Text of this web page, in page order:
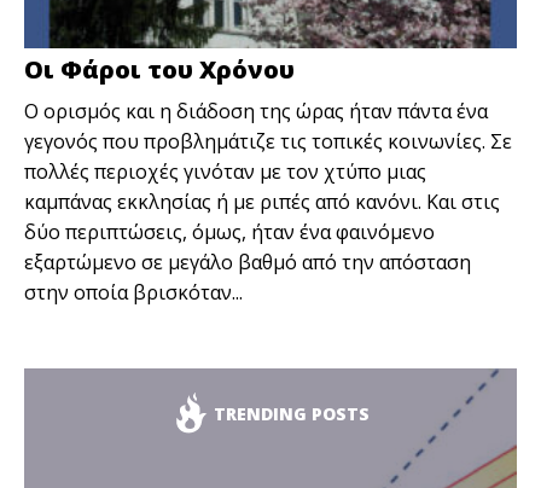
Οι Φάροι του Χρόνου
Ο ορισμός και η διάδοση της ώρας ήταν πάντα ένα
γεγονός που προβλημάτιζε τις τοπικές κοινωνίες. Σε
πολλές περιοχές γινόταν με τον χτύπο μιας
καμπάνας εκκλησίας ή με ριπές από κανόνι. Και στις
δύο περιπτώσεις, όμως, ήταν ένα φαινόμενο
εξαρτώμενο σε μεγάλο βαθμό από την απόσταση
στην οποία βρισκόταν...
TRENDING POSTS